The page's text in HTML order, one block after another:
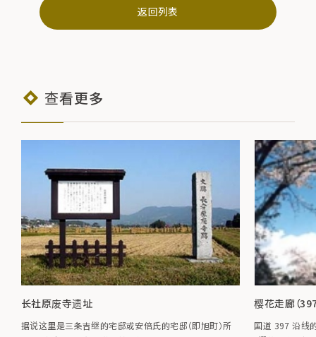
返回列表
查看更多
长社原废寺遗址
据说这里是三条吉继的宅邸或安倍氏的宅邸（即旭町）所
樱花走廊（
国道 397 沿线